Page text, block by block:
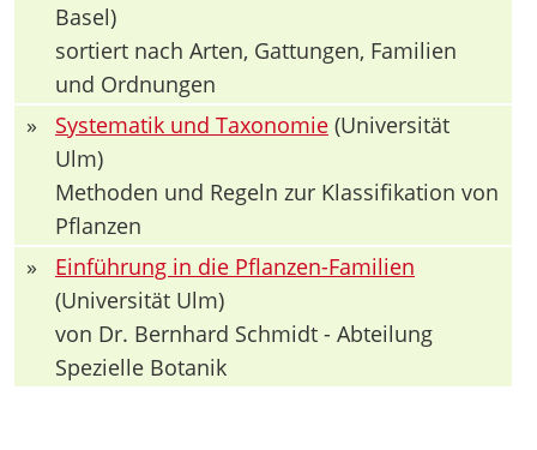
Basel)
sortiert nach Arten, Gattungen, Familien
und Ordnungen
»
Systematik und Taxonomie (Universität
Ulm)
Methoden und Regeln zur Klassifikation von
Pflanzen
»
Einführung in die Pflanzen-Familien
(Universität Ulm)
von Dr. Bernhard Schmidt - Abteilung
Spezielle Botanik